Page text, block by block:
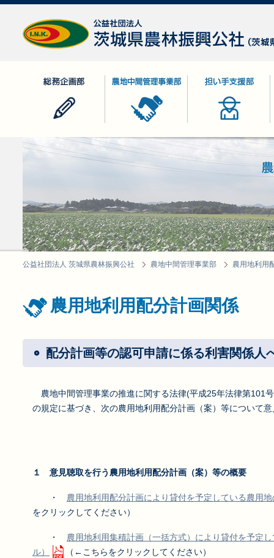
公益社団法人 茨城県農林振興公社 農地中間管理事業部 農用地利用
農用地利用配分計画関係
配分計画等の認可申請に係る利害関係人
農地中間管理事業の推進に関する法律(平成25年法律第101
の規定に基づき
、次の農用地利用配分計画（案）等について
１ 意見聴取を行う農用地利用配分計画（案）等の概要
・ 農用地利用配分計画により貸付を予定している農用
をクリックしてください）
・ 農用地利用集積計画（一括方式）により貸付を予定
ル）
（←こちらをクリックしてください）